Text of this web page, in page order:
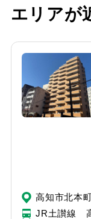
エリアが
高知市北本
JR土讃線